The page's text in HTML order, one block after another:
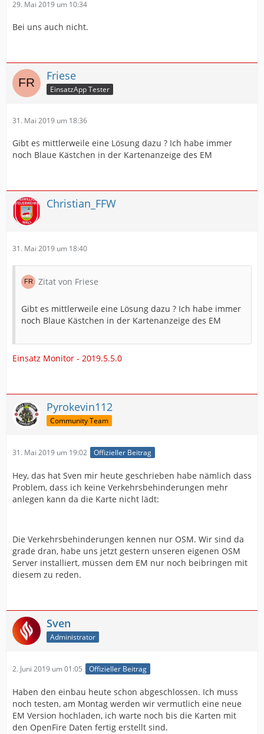
29. Mai 2019 um 10:34
Bei uns auch nicht.
Friese
EinsatzApp Tester
31. Mai 2019 um 18:36
Gibt es mittlerweile eine Lösung dazu ? Ich habe immer
noch Blaue Kästchen in der Kartenanzeige des EM
Christian_FFW
31. Mai 2019 um 18:40
Zitat von Friese
Gibt es mittlerweile eine Lösung dazu ? Ich habe immer
noch Blaue Kästchen in der Kartenanzeige des EM
Einsatz Monitor - 2019.5.5.0
Pyrokevin112
Community Team
31. Mai 2019 um 19:02 Offizieller Beitrag
Hey, das hat Sven mir heute geschrieben habe nämlich dass
Problem, dass ich keine Verkehrsbehinderungen mehr
anlegen kann da die Karte nicht lädt:
Die Verkehrsbehinderungen kennen nur OSM. Wir sind da
grade dran, habe uns jetzt gestern unseren eigenen OSM
Server installiert, müssen dem EM nur noch beibringen mit
diesem zu reden.
Sven
Administrator
2. Juni 2019 um 01:05 Offizieller Beitrag
Haben den einbau heute schon abgeschlossen. Ich muss
noch testen, am Montag werden wir vermutlich eine neue
EM Version hochladen, ich warte noch bis die Karten mit
den OpenFire Daten fertig erstellt sind.